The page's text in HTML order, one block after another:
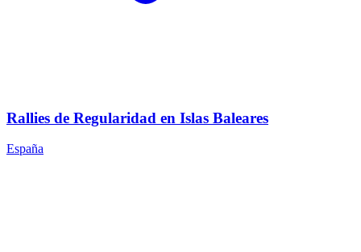
Rallies de Regularidad en Islas Baleares
España